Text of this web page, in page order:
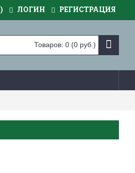
) ЛОГИН РЕГИСТРАЦИЯ
Товаров: 0 (0 руб.)